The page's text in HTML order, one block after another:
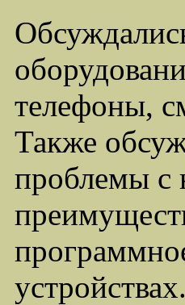
телефоны,
Также
проблемы с